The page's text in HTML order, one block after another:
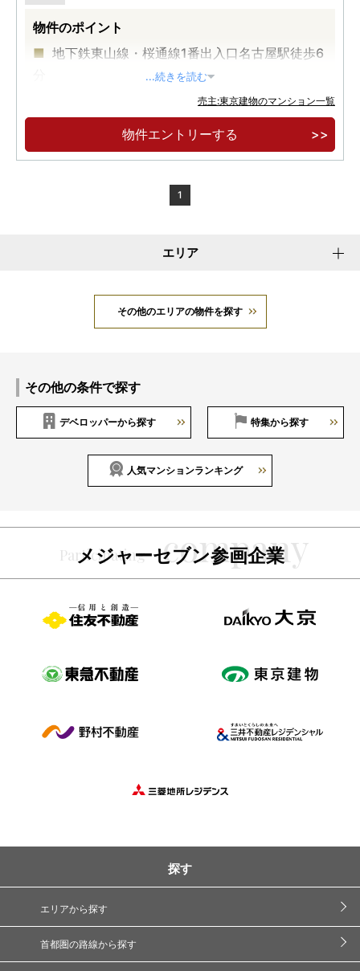
物件のポイント
地下鉄東山線・桜通線1番出入口名古屋駅徒歩6
ノリタケの森徒歩7分／イオンモール徒歩9分
...続きを読む
売主:東京建物のマンション一覧
物件エントリーする
1
エリア
その他のエリアの物件を探す
その他の条件で探す
デベロッパーから探す 特集から探す
人気マンションランキング
メジャーセブン参画企業
探す
エリアから探す
首都圏の路線から探す